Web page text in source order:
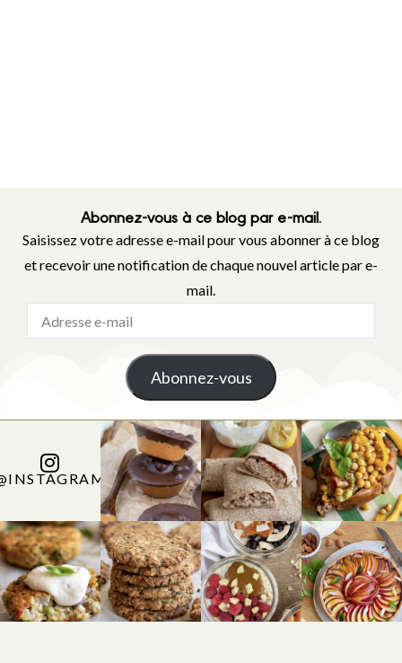
Abonnez-vous à ce blog par e-mail.
Saisissez votre adresse e-mail pour vous abonner à ce blog
et recevoir une notification de chaque nouvel article par e-
mail.
Abonnez-vous